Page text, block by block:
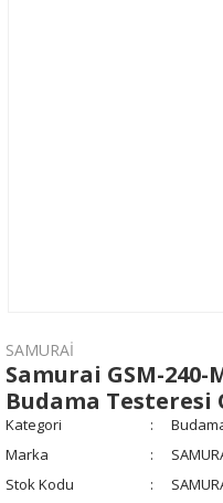
SAMURAİ
Samurai GSM-
Budama Testeresi
Kategori
Marka
Stok Kodu